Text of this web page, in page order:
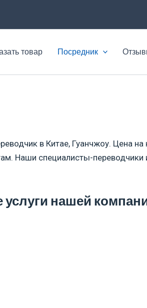
товар Посредник
в Китае, Гуанчжоу. Цена на
Наши специалисты-
услуги нашей